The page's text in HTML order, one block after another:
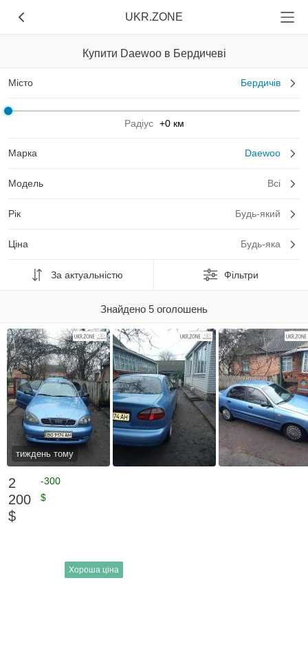
UKR.ZONE
Купити Daewoo в Бердичеві
Місто Бердичів
Радіус +0 км
Марка Daewoo
Модель Всі
Рік Будь-який
Ціна Будь-яка
За актуальністю Фільтри
Знайдено 5 оголошень
тиждень тому
2
200
$
-300
$
Хороша ціна